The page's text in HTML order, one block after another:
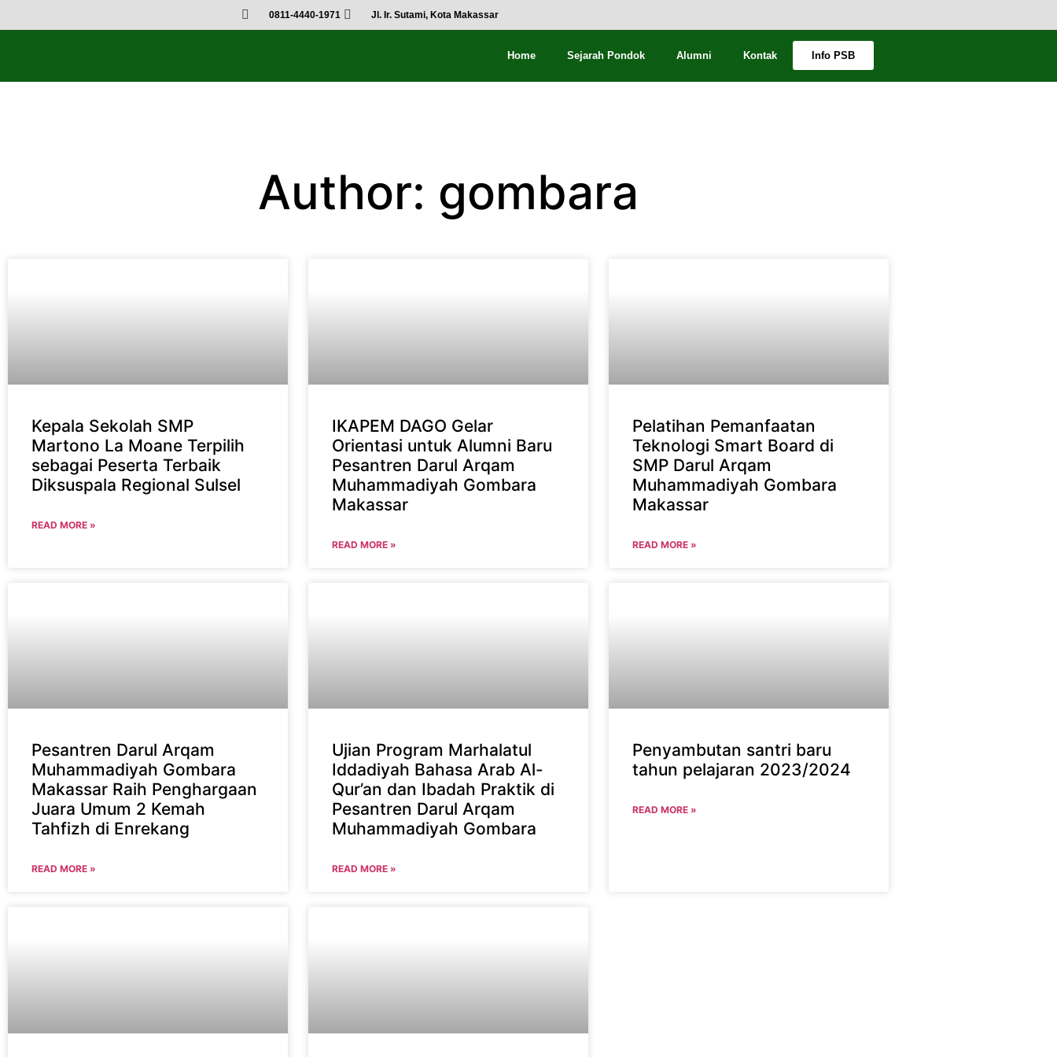
0811-4440-1971 Jl. Ir. Sutami, Kota Makassar
Home Sejarah Pondok Alumni Kontak Info PSB
Author: gombara
Kepala Sekolah SMP
Martono La Moane Terpilih
sebagai Peserta Terbaik
Diksuspala Regional Sulsel
READ MORE »
IKAPEM DAGO Gelar
Orientasi untuk Alumni Baru
Pesantren Darul Arqam
Muhammadiyah Gombara
Makassar
READ MORE »
Pelatihan Pemanfaatan
Teknologi Smart Board di
SMP Darul Arqam
Muhammadiyah Gombara
Makassar
READ MORE »
Pesantren Darul Arqam
Muhammadiyah Gombara
Makassar Raih Penghargaan
Juara Umum 2 Kemah
Tahfizh di Enrekang
READ MORE »
Ujian Program Marhalatul
Iddadiyah Bahasa Arab Al-
Qur’an dan Ibadah Praktik di
Pesantren Darul Arqam
Muhammadiyah Gombara
READ MORE »
Penyambutan santri baru
tahun pelajaran 2023/2024
READ MORE »